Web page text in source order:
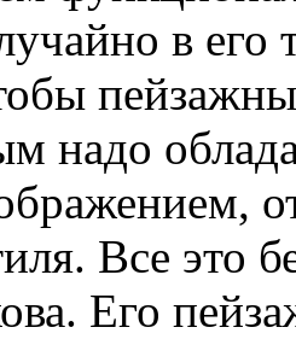
в его
надо
Все это
Его